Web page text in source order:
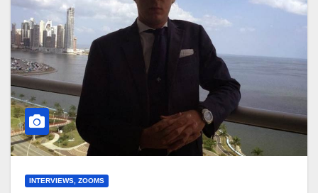
INTERVIEWS, ZOOMS